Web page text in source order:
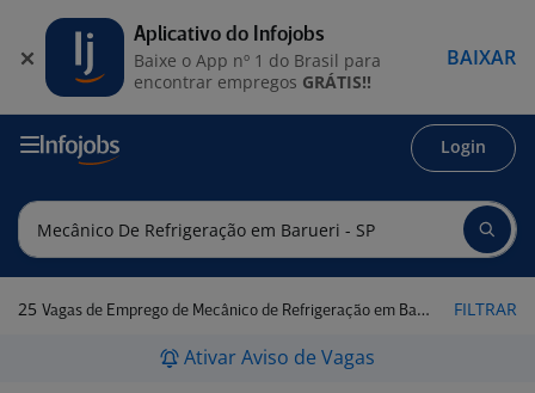
Login
25 Vagas de Emprego de Mecânico de Refrigeração em Barueri - SP FILTRAR
Ativar Aviso de Vagas
Aplicativo do Infojobs
Baixe o App nº 1 do Brasil para
encontrar empregos GRÁTIS!!
BAIXAR